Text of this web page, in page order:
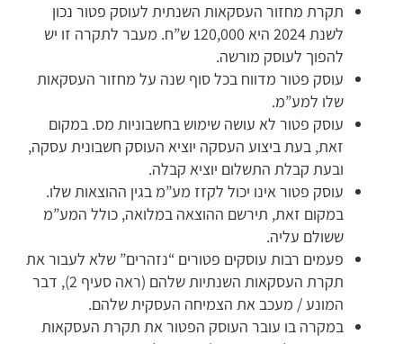
תקרת מחזור העסקאות השנתית לעוסק פטור נכון
לשנת 2024 היא 120,000 ש”ח. מעבר לתקרה זו יש
להפוך לעוסק מורשה.
עוסק פטור מדווח בכל סוף שנה על מחזור העסקאות
שלו למע”מ.
עוסק פטור לא עושה שימוש בחשבוניות מס. במקום
זאת, בעת ביצוע העסקה יוציא העוסק חשבונית עסקה,
ובעת קבלת התשלום יוציא קבלה.
עוסק פטור אינו יכול לקזז מע”מ בגין ההוצאות שלו.
במקום זאת, תירשם ההוצאה במלואה, כולל המע”מ
ששולם עליה.
פעמים רבות עוסקים פטורים “נזהרים” שלא לעבור את
תקרת העסקאות השנתיות שלהם (ראה סעיף 2), דבר
המונע / מעכב את הצמיחה העסקית שלהם.
במקרה בו עובר העוסק הפטור את תקרת העסקאות